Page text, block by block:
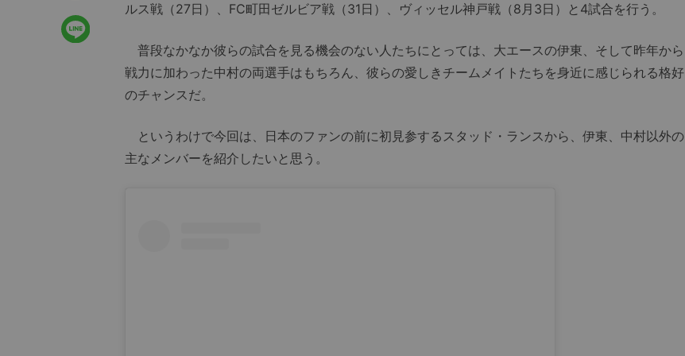
ルス戦（27日）、FC町田ゼルビア戦（31日）、ヴィッセル神戸戦（8月3日）と4試合を行う。
普段なかなか彼らの試合を見る機会のない人たちにとっては、大エースの伊東、そして昨年から
戦力に加わった中村の両選手はもちろん、彼らの愛しきチームメイトたちを身近に感じられる格好
のチャンスだ。
というわけで今回は、日本のファンの前に初見参するスタッド・ランスから、伊東、中村以外の
主なメンバーを紹介したいと思う。